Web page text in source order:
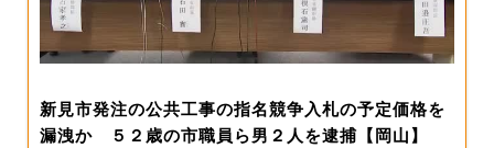
新見市発注の公共工事の指名競争入札の予定価格を
漏洩か ５２歳の市職員ら男２人を逮捕【岡山】